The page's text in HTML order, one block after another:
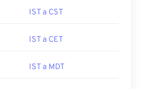
IST a CST
IST a CET
IST a MDT